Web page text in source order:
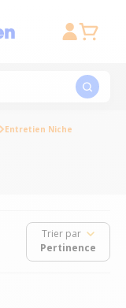
Entretien Niche
Trier par